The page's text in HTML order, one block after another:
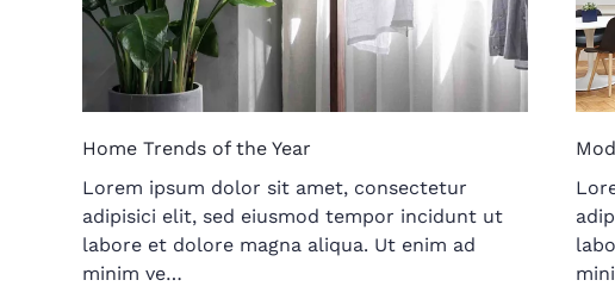
Home Trends of the Year
Lorem ipsum dolor sit amet, consectetur
adipisici elit, sed eiusmod tempor incidunt ut
labore et dolore magna aliqua. Ut enim ad
minim ve…